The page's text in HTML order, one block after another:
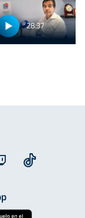
28:37